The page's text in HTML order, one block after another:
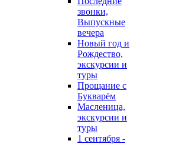
звонки,
Выпускные
вечера
Новый год и
Рождество,
экскурсии и
туры
Прощание с
Букварём
Масленица,
экскурсии и
туры
1 сентября -